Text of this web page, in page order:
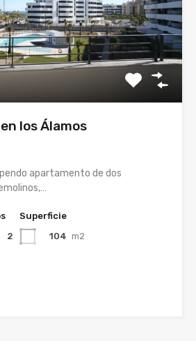
los Álamos
apartamento de dos
2
Superficie
104 m2